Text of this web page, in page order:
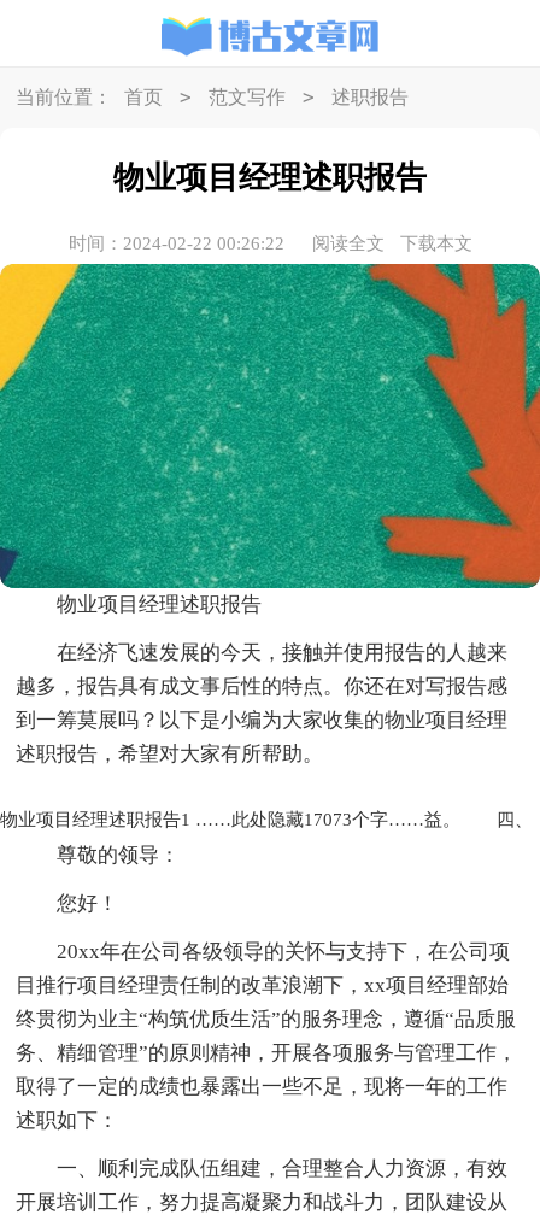
当前位置： 首页 > 范文写作 > 述职报告
物业项目经理述职报告
时间：2024-02-22 00:26:22 阅读全文 下载本文
物业项目经理述职报告
在经济飞速发展的今天，接触并使用报告的人越来
越多，报告具有成文事后性的特点。你还在对写报告感
到一筹莫展吗？以下是小编为大家收集的物业项目经理
述职报告，希望对大家有所帮助。
物业项目经理述职报告1
尊敬的领导：
您好！
20xx年在公司各级领导的关怀与支持下，在公司项
目推行项目经理责任制的改革浪潮下，xx项目经理部始
终贯彻为业主“构筑优质生活”的服务理念，遵循“品质服
务、精细管理”的原则精神，开展各项服务与管理工作，
取得了一定的成绩也暴露出一些不足，现将一年的工作
述职如下：
一、顺利完成队伍组建，合理整合人力资源，有效
开展培训工作，努力提高凝聚力和战斗力，团队建设从
……此处隐藏17073个字……益。 四、